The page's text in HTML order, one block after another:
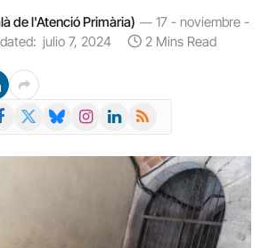
de l'Atenció Primària)
17 - noviembre -
julio 7, 2024 2 Mins Read
BlueskyInstagramLinkedIn
RSS